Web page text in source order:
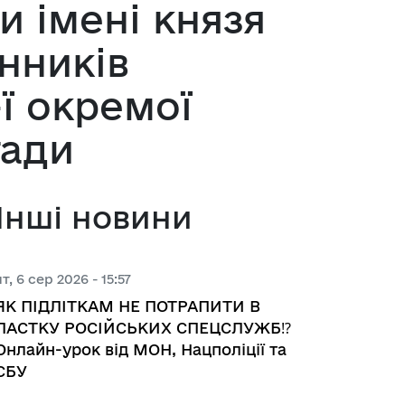
з питань підприємництва у м.
база
діяльності
та надання висновків
регуляторного акта
регуляторних актів
імені князя
окремої
новини
6 сер 2026 - 15:57
ПІДЛІТКАМ НЕ ПОТРАПИТИ В
РОСІЙСЬКИХ СПЕЦСЛУЖБ⁉️
урок від МОН, Нацполіції та